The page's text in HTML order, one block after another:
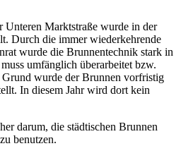
Marktstraße wurde in der
Durch die immer wiederkehrende
wurde die Brunnentechnik stark in
umfänglich überarbeitet bzw.
Grund wurde der Brunnen vorfristig
In diesem Jahr wird dort kein
darum, die städtischen Brunnen
benutzen.